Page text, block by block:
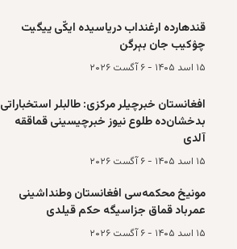
قند‌هارده ارغند‌اب دریاسیده ایکّی ییگیت
چۉکیب جان بېرگن
۱۵ اسد ۱۴۰۵ - ۶ آگست ۲۰۲۶
افغانستان خبرچیلر مرکزی: طالبلر استخباراتی
بد‌خشان‌ده طلوع نیوز خبرچیسینی قماققه
آلدی
۱۵ اسد ۱۴۰۵ - ۶ آگست ۲۰۲۶
مونیخ محکمه‌سی افغانستان وطنداشینی
عمرباد قماق جزاسیگه حکم قیلدی
۱۵ اسد ۱۴۰۵ - ۶ آگست ۲۰۲۶